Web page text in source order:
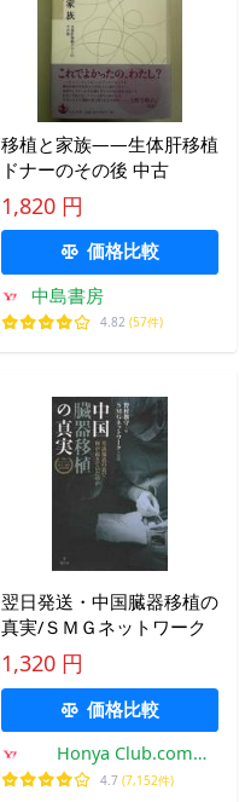
移植と家族――生体肝移植
ドナーのその後 中古
1,820 円
価格比較
中島書房
4.82 (57件)
翌日発送・中国臓器移植の
真実/ＳＭＧネットワーク
1,320 円
価格比較
Honya Club.com
Yahoo!店
4.7 (7,152件)